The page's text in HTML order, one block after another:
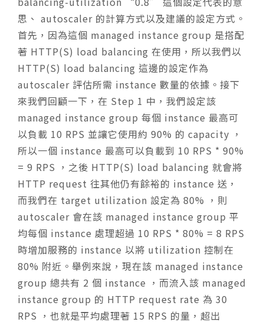
思、 autoscaler 的計算方式以及建議的設定方式。
首先，因為這個 managed instance group 是搭配
著 HTTP(S) load balancing 在使用，所以我們以
HTTP(S) load balancing 這邊的設定作為
autoscaler 評估所需 instance 數量的依據。接下
來我們回顧一下，在 Step 1 中，我們設定該
managed instance group 每個 instance 最高可
以負載 10 RPS 並讓它使用約 90% 的 capacity ，
所以一個 instance 最高可以負載到 10 RPS * 90%
= 9 RPS ，之後 HTTP(S) load balancing 就會將
HTTP request 往其他仍有餘裕的 instance 送，
而我們在 target utilization 設定為 80% ，則
autoscaler 會在該 managed instance group 平
均每個 instance 處理超過 10 RPS * 80% = 8 RPS
時增加服務的 instance 以將 utilization 控制在
80% 附近。舉例來說，現在該 managed instance
group 總共有 2 個 instance ，而流入該 managed
instance group 的 HTTP request rate 為 30
RPS ，也就是平均處理著 15 RPS 的量，超出